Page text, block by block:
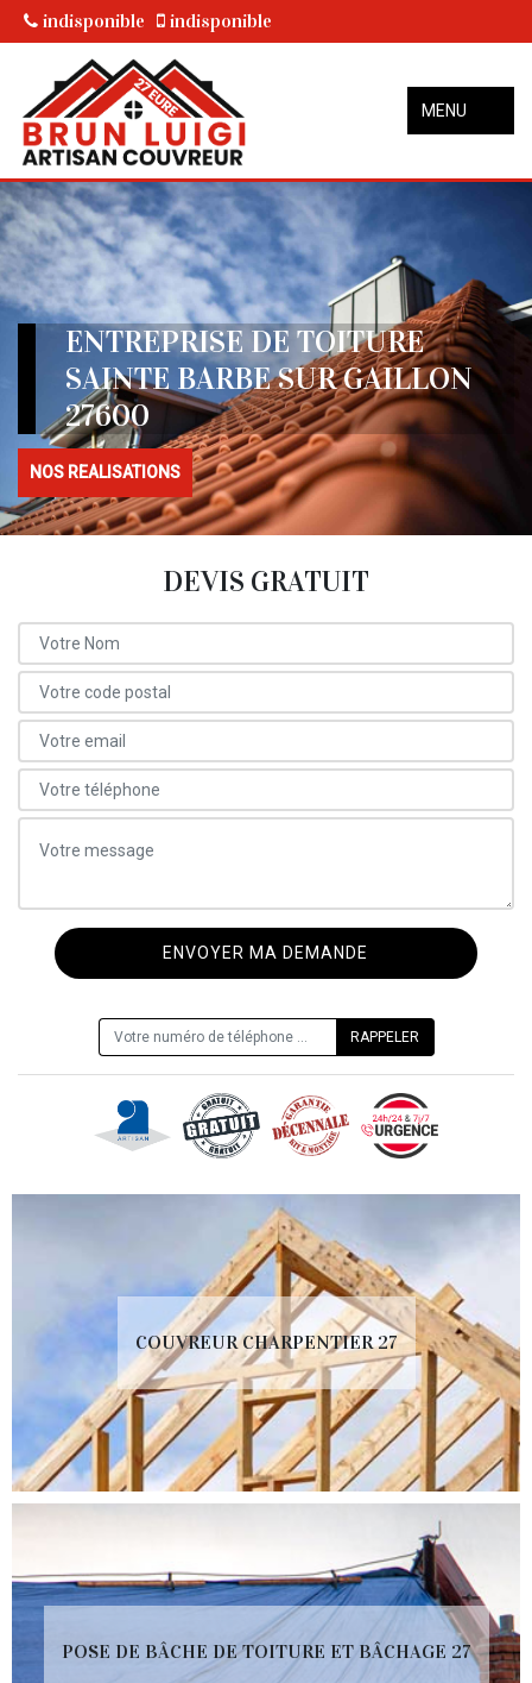
indisponible indisponible
MENU
ENTREPRISE DE TOITURE
SAINTE BARBE SUR GAILLON
27600
NOS REALISATIONS
DEVIS GRATUIT
COUVREUR CHARPENTIER 27
POSE DE BÂCHE DE TOITURE ET BÂCHAGE 27